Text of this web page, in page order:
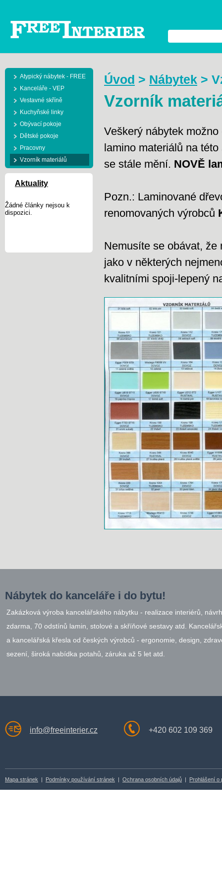
Atypický nábytek - FREE
Kanceláře - VEP
Vestavné skříně
Kuchyňské linky
Obývací pokoje
Dětské pokoje
Pracovny
Vzorník materiálů
Aktuality
Žádné články nejsou k
dispozici.
Úvod > Nábytek >
Vzorník
Veškerý nábytek
lamino materiálů na
se stále mění. NOVĚ
Pozn.: Laminované
renomovaných výrobců
Nemusíte se obávat,
jako v některých
kvalitními spoji-lepený
Nábytek do kanceláře i do bytu!
Zakázková výroba kancelářského nábytku - realizace interiérů,
zdarma, 70 odstínů lamin, stolové a skříňové sestavy atd.
a kancelářská křesla od českých výrobců - ergonomie, design,
sezení, široká nabídka potahů, záruka až 5 let atd.
info@freeinterier.cz +420 602 109 369
Mapa stránek | Podmínky používání stránek | Ochrana osobních údajů | Prohlášení o